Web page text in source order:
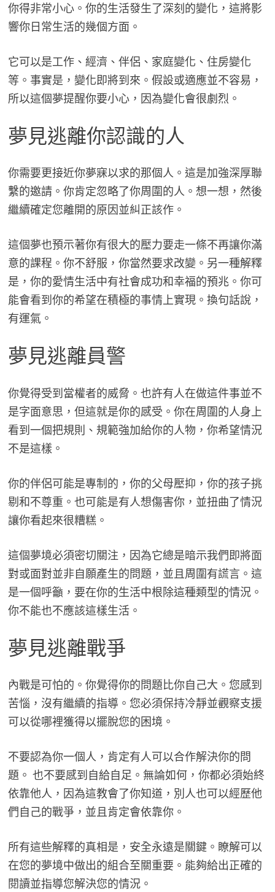
你得非常小心。你的生活發生了深刻的變化，這將影
響你日常生活的幾個方面。
它可以是工作、經濟、伴侶、家庭變化、住房變化
等。事實是，變化即將到來。假設或適應並不容易，
所以這個夢提醒你要小心，因為變化會很劇烈。
夢見逃離你認識的人
你需要更接近你夢寐以求的那個人。這是加強深厚聯
繫的邀請。你肯定忽略了你周圍的人。想一想，然後
繼續確定您離開的原因並糾正該作。
這個夢也預示著你有很大的壓力要走一條不再讓你滿
意的課程。你不舒服，你當然要求改變。另一種解釋
是，你的愛情生活中有社會成功和幸福的預兆。你可
能會看到你的希望在積極的事情上實現。換句話說，
有運氣。
夢見逃離員警
你覺得受到當權者的威脅。也許有人在做這件事並不
是字面意思，但這就是你的感受。你在周圍的人身上
看到一個把規則、規範強加給你的人物，你希望情況
不是這樣。
你的伴侶可能是專制的，你的父母壓抑，你的孩子挑
剔和不尊重。也可能是有人想傷害你，並扭曲了情況
讓你看起來很糟糕。
這個夢境必須密切關注，因為它總是暗示我們即將面
對或面對並非自願產生的問題，並且周圍有謊言。這
是一個呼籲，要在你的生活中根除這種類型的情況。
你不能也不應該這樣生活。
夢見逃離戰爭
內戰是可怕的。你覺得你的問題比你自己大。您感到
苦惱，沒有繼續的指導。您必須保持冷靜並觀察支援
可以從哪裡獲得以擺脫您的困境。
不要認為你一個人，肯定有人可以合作解決你的問
題。 也不要感到自給自足。無論如何，你都必須始終
依靠他人，因為這教會了你知道，別人也可以經歷他
們自己的戰爭，並且肯定會依靠你。
所有這些解釋的真相是，安全永遠是關鍵。瞭解可以
在您的夢境中做出的組合至關重要。能夠給出正確的
閱讀並指導您解決您的情況。